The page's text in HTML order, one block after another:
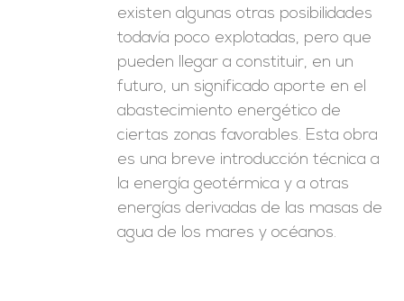
existen algunas otras posibilidades
todavía poco explotadas, pero que
pueden llegar a constituir, en un
futuro, un significado aporte en el
abastecimiento energético de
ciertas zonas favorables. Esta obra
es una breve introducción técnica a
la energía geotérmica y a otras
energías derivadas de las masas de
agua de los mares y océanos.